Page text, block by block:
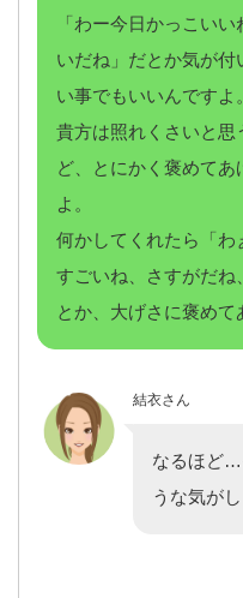
「わー今日かっこい
いだね」だとか気が付
い事でもいいんですよ。
貴方は照れくさいと思
ど、とにかく褒めてあ
よ。
何かしてくれたら「わ
すごいね、さすがだね
とか、大げさに褒めて
結衣さん
なるほど…
うな気が